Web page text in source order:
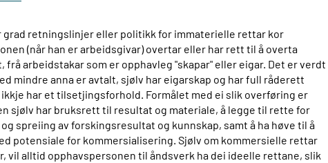
grad retningslinjer eller politikk for immaterielle rettar kor
(når han er arbeidsgivar) overtar eller har rett til å overta
arbeidstakar som er opphavleg "skapar" eller eigar. Det er verdt
mindre anna er avtalt, sjølv har eigarskap og har full råderett
har et tilsetjingsforhold. Formålet med ei slik overføring er
sjølv har bruksrett til resultat og materiale, å legge til rette for
spreiing av forskingsresultat og kunnskap, samt å ha høve til å
potensiale for kommersialisering. Sjølv om kommersielle rettar
vil alltid opphavspersonen til åndsverk ha dei ideelle rettane, slik